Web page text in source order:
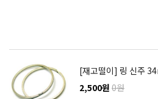
[재고떨이] 링 신주
2,500원 0원